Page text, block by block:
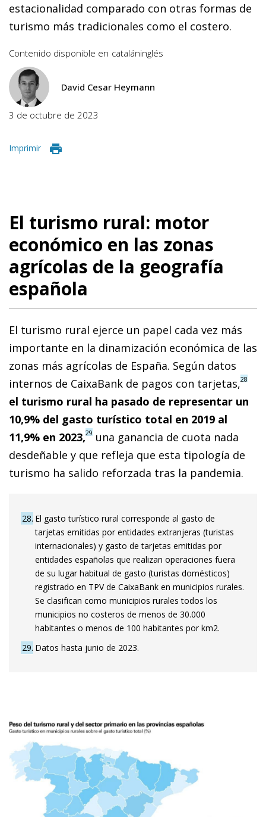
estacionalidad comparado con otras formas de
turismo más tradicionales como el costero.
Contenido disponible en cataláninglés
David Cesar Heymann
3 de octubre de 2023
Imprimir
El turismo rural: motor
económico en las zonas
agrícolas de la geografía
española
El turismo rural ejerce un papel cada vez más
importante en la dinamización económica de las
zonas más agrícolas de España. Según datos
internos de CaixaBank de pagos con tarjetas,28
el turismo rural ha pasado de representar un
10,9% del gasto turístico total en 2019 al
11,9% en 2023,29 una ganancia de cuota nada
desdeñable y que refleja que esta tipología de
turismo ha salido reforzada tras la pandemia.
28 El gasto turístico rural corresponde al gasto de
tarjetas emitidas por entidades extranjeras (turistas
internacionales) y gasto de tarjetas emitidas por
entidades españolas que realizan operaciones fuera
de su lugar habitual de gasto (turistas domésticos)
registrado en TPV de CaixaBank en municipios rurales.
Se clasifican como municipios rurales todos los
municipios no costeros de menos de 30.000
habitantes o menos de 100 habitantes por km2.
29 Datos hasta junio de 2023.